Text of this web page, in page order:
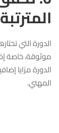
الدورة التي
موثوقة، خاصة
الدورة مزايا
المهني.